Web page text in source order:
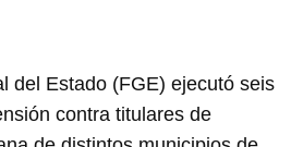
del Estado (FGE) ejecutó seis
contra titulares de